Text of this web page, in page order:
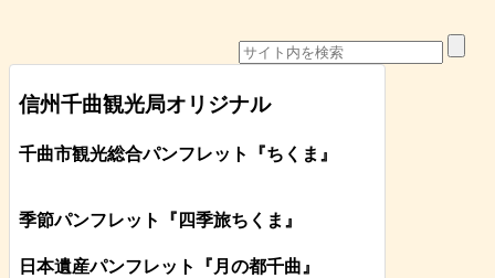
信州千曲観光局オリジナル
千曲市観光総合パンフレット 『ちくま 』
季節パンフレット『四季旅ちくま』
日本遺産パンフレット 『月の都千曲 』